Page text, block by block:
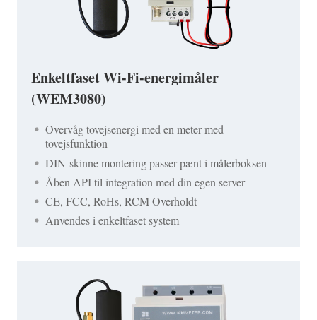
Enkeltfaset Wi-Fi-energimåler
(WEM3080)
Overvåg tovejsenergi med en meter med
tovejsfunktion
DIN-skinne montering passer pænt i målerboksen
Åben API til integration med din egen server
CE, FCC, RoHs, RCM Overholdt
Anvendes i enkeltfaset system